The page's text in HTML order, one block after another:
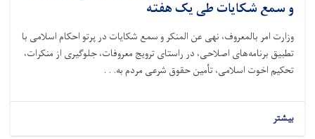
و سمع شکایات طی یک هفته
وزارت امر بالمعروف، نهی عن المنکر و سمع شکایات در پرتو احکام اسلامی با
تطبیق برنامه‌های اصلاحی، در راستای ترویج معروفات، جلوگیری از منکرات،
تحکیم اخوت اسلامی، تأمین حقوق شرعی مردم به. . .
بیشتر